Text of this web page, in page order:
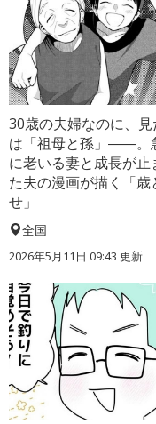
30歳の夫婦なのに、見
は「祖母と孫」――。
に老いる妻と成長が止
た夫の漫画が描く「歳
せ」
全国
2026年5月11日 09:43 更新